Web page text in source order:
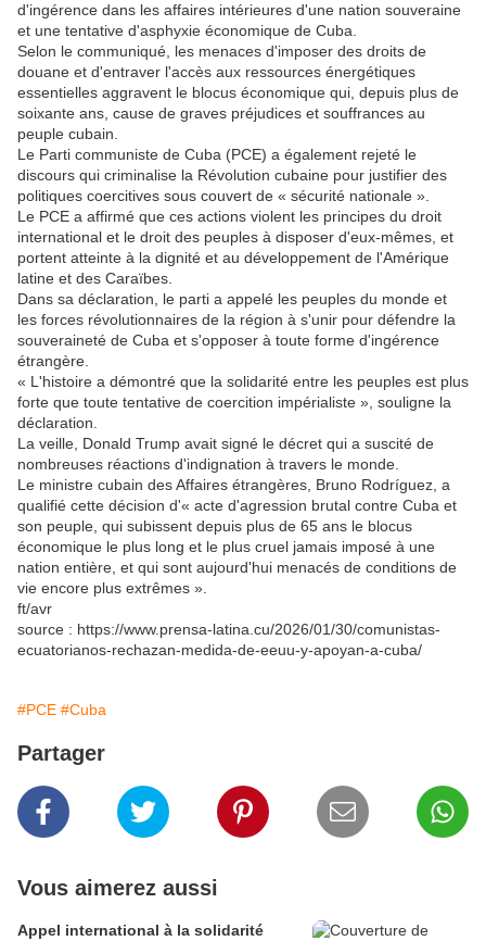
d'ingérence dans les affaires intérieures d'une nation souveraine
et une tentative d'asphyxie économique de Cuba.
Selon le communiqué, les menaces d'imposer des droits de
douane et d'entraver l'accès aux ressources énergétiques
essentielles aggravent le blocus économique qui, depuis plus de
soixante ans, cause de graves préjudices et souffrances au
peuple cubain.
Le Parti communiste de Cuba (PCE) a également rejeté le
discours qui criminalise la Révolution cubaine pour justifier des
politiques coercitives sous couvert de « sécurité nationale ».
Le PCE a affirmé que ces actions violent les principes du droit
international et le droit des peuples à disposer d'eux-mêmes, et
portent atteinte à la dignité et au développement de l'Amérique
latine et des Caraïbes.
Dans sa déclaration, le parti a appelé les peuples du monde et
les forces révolutionnaires de la région à s'unir pour défendre la
souveraineté de Cuba et s'opposer à toute forme d'ingérence
étrangère.
« L'histoire a démontré que la solidarité entre les peuples est plus
forte que toute tentative de coercition impérialiste », souligne la
déclaration.
La veille, Donald Trump avait signé le décret qui a suscité de
nombreuses réactions d'indignation à travers le monde.
Le ministre cubain des Affaires étrangères, Bruno Rodríguez, a
qualifié cette décision d'« acte d'agression brutal contre Cuba et
son peuple, qui subissent depuis plus de 65 ans le blocus
économique le plus long et le plus cruel jamais imposé à une
nation entière, et qui sont aujourd'hui menacés de conditions de
vie encore plus extrêmes ».
ft/avr
source : https://www.prensa-latina.cu/2026/01/30/comunistas-
ecuatorianos-rechazan-medida-de-eeuu-y-apoyan-a-cuba/
#PCE #Cuba
Partager
Vous aimerez aussi
Appel international à la solidarité